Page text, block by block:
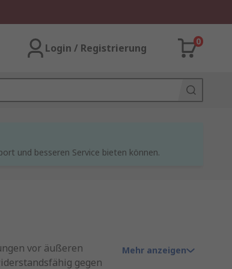
Login / Registrierung
0
und besseren Service bieten können.
vor äußeren
gegen
Mehr anzeigen